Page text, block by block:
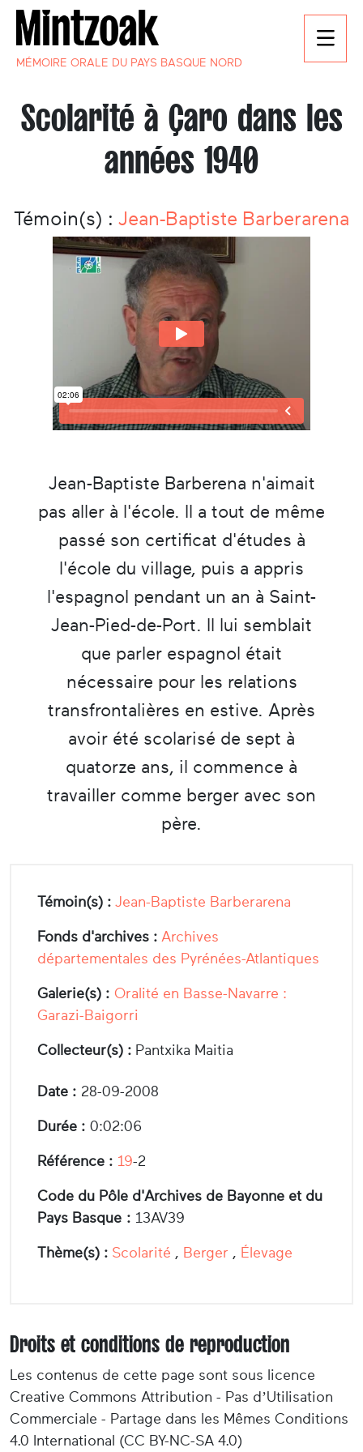
MÉMOIRE ORALE DU PAYS BASQUE NORD
Scolarité à Çaro dans les
années 1940
Témoin(s) : Jean-Baptiste Barberarena
Jean-Baptiste Barberena n'aimait
pas aller à l'école. Il a tout de même
passé son certificat d'études à
l'école du village, puis a appris
l'espagnol pendant un an à Saint-
Jean-Pied-de-Port. Il lui semblait
que parler espagnol était
nécessaire pour les relations
transfrontalières en estive. Après
avoir été scolarisé de sept à
quatorze ans, il commence à
travailler comme berger avec son
père.
Témoin(s) : Jean-Baptiste Barberarena
Fonds d'archives : Archives
départementales des Pyrénées-Atlantiques
Galerie(s) : Oralité en Basse-Navarre :
Garazi-Baigorri
Collecteur(s) : Pantxika Maitia
Date : 28-09-2008
Durée : 0:02:06
Référence : 19-2
Code du Pôle d'Archives de Bayonne et du
Pays Basque : 13AV39
Thème(s) : Scolarité , Berger , Élevage
Droits et conditions de reproduction
Les contenus de cette page sont sous licence
Creative Commons Attribution - Pas d’Utilisation
Commerciale - Partage dans les Mêmes Conditions
4.0 International (CC BY-NC-SA 4.0)